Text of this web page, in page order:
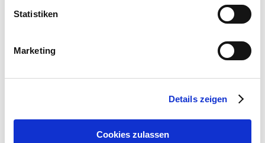
Statistiken
Marketing
Details zeigen
Cookies zulassen